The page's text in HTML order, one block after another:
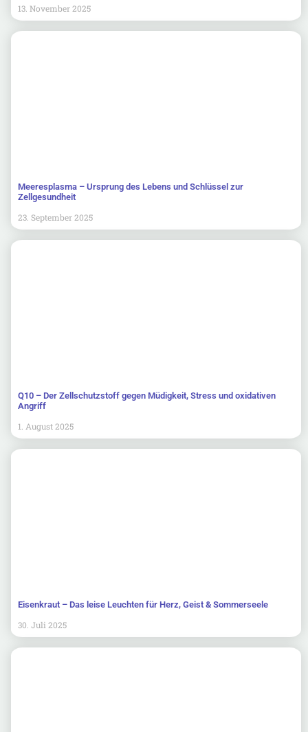
13. November 2025
Meeresplasma – Ursprung des Lebens und Schlüssel zur
Zellgesundheit
23. September 2025
Q10 – Der Zellschutzstoff gegen Müdigkeit, Stress und oxidativen
Angriff
1. August 2025
Eisenkraut – Das leise Leuchten für Herz, Geist & Sommerseele
30. Juli 2025